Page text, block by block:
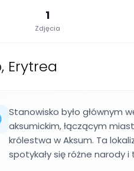
1
Zdjęcia
Erytrea
Stanowisko było głównym
aksumickim, łączącym
królestwa w Aksum. Ta
spotykały się różne narody